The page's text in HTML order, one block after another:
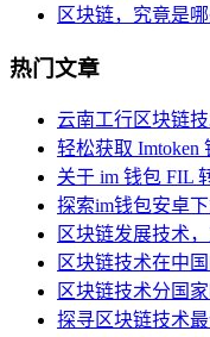
区块链，究竟是
热门文章
云南工行区块链
轻松获取 Imtoken
关于 im 钱包 FIL
探索im钱包安卓
区块链发展技术
区块链技术在中
区块链技术分国
探寻区块链技术